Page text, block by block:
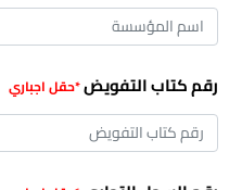
رقم كتاب التفويض